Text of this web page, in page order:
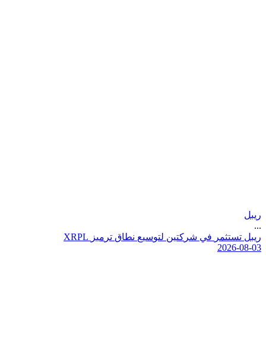
ريبل
...
ر يبل تستثمر في شر كتين لتوسيع نطاق تر ميز XRPL
2026-08-03